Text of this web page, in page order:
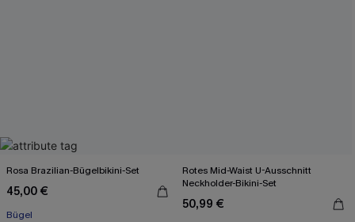
Rosa Brazilian-Bügelbikini-Set
45,00 €
Bügel
Rotes Mid-Waist U-Ausschnitt
Neckholder-Bikini-Set
50,99 €